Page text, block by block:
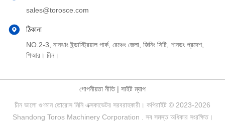
sales@torosce.com
ঠিকানা
NO.2-3, নানঝাং ইন্ডাস্ট্রিয়াল পার্ক, রেঞ্চেং জেলা, জিনিং সিটি, শানডং প্রদেশ,
পিআর। চীন।
গোপনীয়তা নীতি| সাইট ম্যাপ
চীন ভালো গুণমান তোরোস মিনি এক্সকাভেটর সরবরাহকারী। কপিরাইট © 2023-2026
Shandong Toros Machinery Corporation . সব সমস্ত অধিকার সংরক্ষিত।